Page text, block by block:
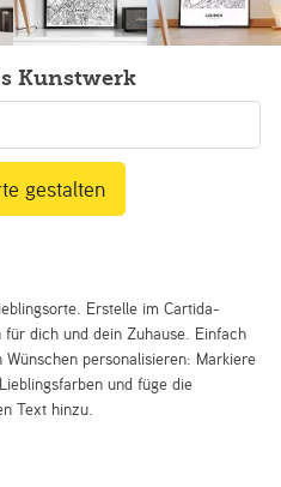
Kunstwerk
Erstelle im Cartida-
dich und dein Zuhause. Einfach
personalisieren: Markiere
und füge die
Text hinzu.
gestalten